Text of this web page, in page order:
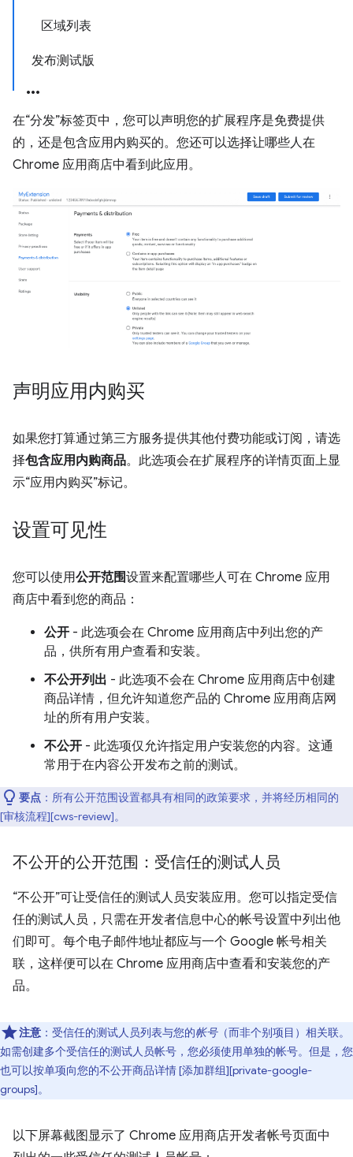
区域列表
发布测试版
在“分发”标签页中，您可以声明您的扩展程序是免费提供
的，还是包含应用内购买的。您还可以选择让哪些人在
Chrome 应用商店中看到此应用。
声明应用内购买
如果您打算通过第三方服务提供其他付费功能或订阅，请选
择包含应用内购商品。此选项会在扩展程序的详情页面上显
示“应用内购买”标记。
设置可见性
您可以使用公开范围设置来配置哪些人可在 Chrome 应用
商店中看到您的商品：
公开 - 此选项会在 Chrome 应用商店中列出您的产
品，供所有用户查看和安装。
不公开列出 - 此选项不会在 Chrome 应用商店中创建
商品详情，但允许知道您产品的 Chrome 应用商店网
址的所有用户安装。
不公开 - 此选项仅允许指定用户安装您的内容。这通
常用于在内容公开发布之前的测试。
要点 ：所有公开范围设置都具有相同的政策要求，并将经历相同的
[审核流程][cws-review]。
不公开的公开范围：受信任的测试人员
“不公开”可让受信任的测试人员安装应用。您可以指定受信
任的测试人员，只需在开发者信息中心的帐号设置中列出他
们即可。每个电子邮件地址都应与一个 Google 帐号相关
联，这样便可以在 Chrome 应用商店中查看和安装您的产
品。
注意 ：受信任的测试人员列表与您的帐号（而非个别项目）相关联。
如需创建多个受信任的测试人员帐号，您必须使用单独的帐号。但是，您
也可以按单项向您的不公开商品详情 [添加群组][private-google-
groups]。
以下屏幕截图显示了 Chrome 应用商店开发者帐号页面中